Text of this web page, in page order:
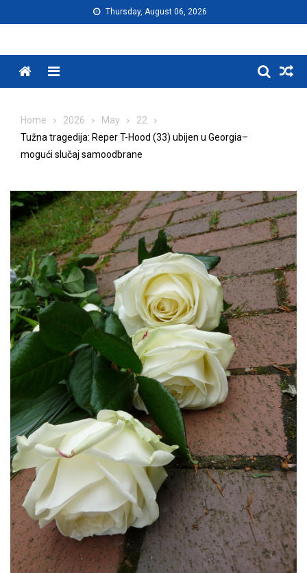
to
Thursday, August 06, 2026
Menu
Home 2026 May
22
Tužna tragedija: Reper T-Hood (33) ubijen u Georgia–
mogući slučaj samoodbrane